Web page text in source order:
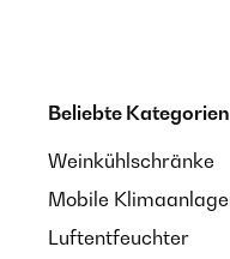
Beliebte Kategorien
Weinkühlschränke
Mobile
Luftentfeuchter